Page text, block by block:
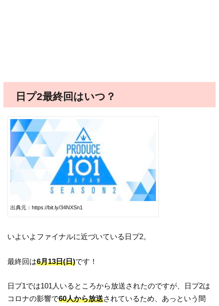
日プ2最終回はいつ？
出典元：https://bit.ly/34NXSn1
いよいよファイナルに近づいている日プ2。
最終回は6月13日(日)です！
日プ1では101人いるところから放送されたのですが、日プ2は
コロナの影響で60人から放送されているため、あっという間